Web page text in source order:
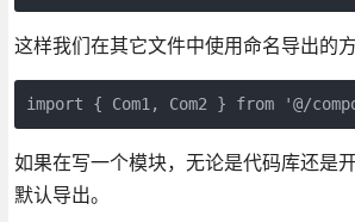
这样我们在其它文件中使用命名导出的方
import { Com1, Com2 } from '@/
如果在写一个模块，无论是代码库还是
默认导出。